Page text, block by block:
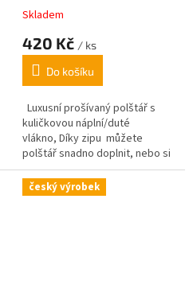
Skladem
420 Kč / ks
Do košíku
Luxusní prošívaný polštář s
kuličkovou náplní/duté
vlákno, Díky zipu můžete
polštář snadno doplnit, nebo si
naopak odebrat náplň tak aby
vám jeho měkkost vyhovovala.
český výrobek